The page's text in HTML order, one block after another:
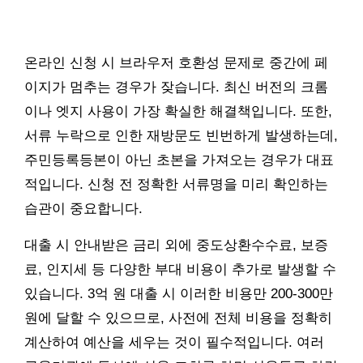
온라인 신청 시 브라우저 호환성 문제로 중간에 페
이지가 멈추는 경우가 잦습니다. 최신 버전의 크롬
이나 엣지 사용이 가장 확실한 해결책입니다. 또한,
서류 누락으로 인한 재방문도 빈번하게 발생하는데,
주민등록등본이 아닌 초본을 가져오는 경우가 대표
적입니다. 신청 전 정확한 서류명을 미리 확인하는
습관이 중요합니다.
대출 시 안내받은 금리 외에 중도상환수수료, 보증
료, 인지세 등 다양한 부대 비용이 추가로 발생할 수
있습니다. 3억 원 대출 시 이러한 비용만 200-300만
원에 달할 수 있으므로, 사전에 전체 비용을 정확히
계산하여 예산을 세우는 것이 필수적입니다. 여러